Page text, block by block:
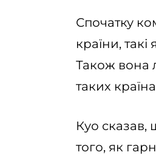
Спочатку
країни,
Також вона
таких
Куо сказав,
того, як